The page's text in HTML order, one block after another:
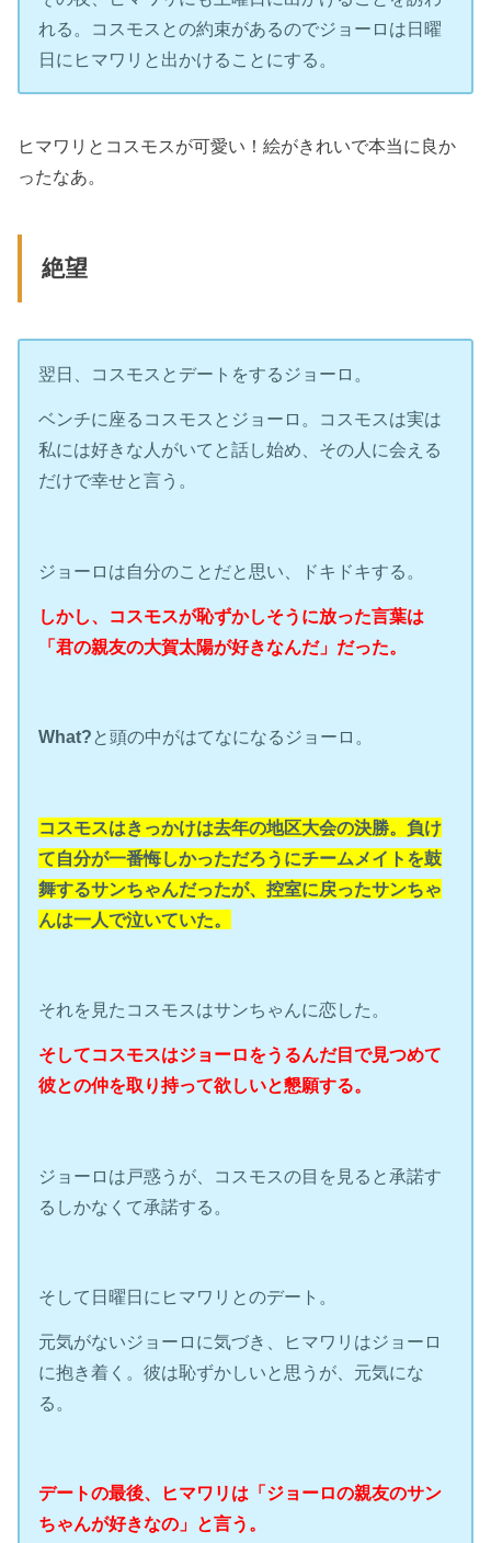
れる。コスモスとの約束があるのでジョーロは日曜
日にヒマワリと出かけることにする。
ヒマワリとコスモスが可愛い！絵がきれいで本当に良か
ったなあ。
絶望
翌日、コスモスとデートをするジョーロ。
ベンチに座るコスモスとジョーロ。コスモスは実は
私には好きな人がいてと話し始め、その人に会える
だけで幸せと言う。
ジョーロは自分のことだと思い、ドキドキする。
しかし、コスモスが恥ずかしそうに放った言葉は
「君の親友の大賀太陽が好きなんだ」だった。
What? と頭の中がはてなになるジョーロ。
コスモスはきっかけは去年の地区大会の決勝。負け
て自分が一番悔しかっただろうにチームメイトを鼓
舞するサンちゃんだったが、控室に戻ったサンちゃ
んは一人で泣いていた。
それを見たコスモスはサンちゃんに恋した。
そしてコスモスはジョーロをうるんだ目で見つめて
彼との仲を取り持って欲しいと懇願する。
ジョーロは戸惑うが、コスモスの目を見ると承諾す
るしかなくて承諾する。
そして日曜日にヒマワリとのデート。
元気がないジョーロに気づき、ヒマワリはジョーロ
に抱き着く。彼は恥ずかしいと思うが、元気にな
る。
デートの最後、ヒマワリは「ジョーロの親友のサン
ちゃんが好きなの」と言う。